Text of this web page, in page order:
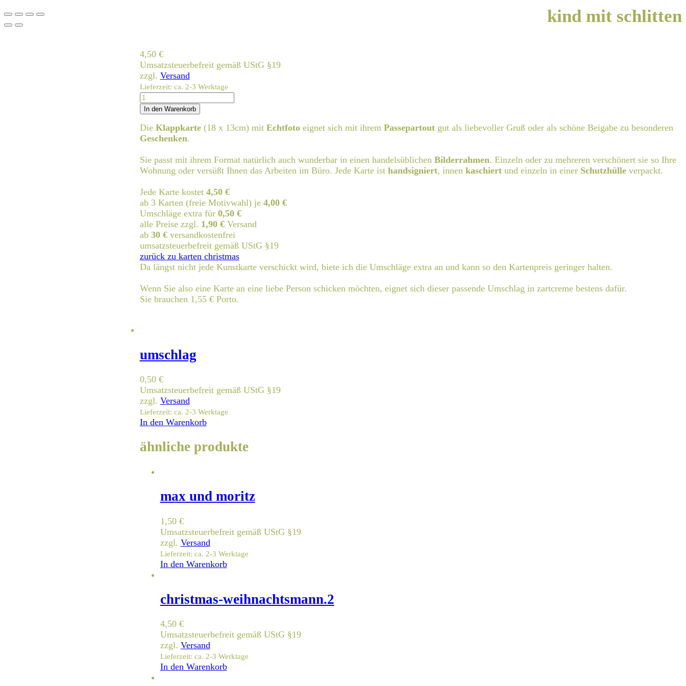
kind mit schlitten
4,50 €
Umsatzsteuerbefreit gemäß UStG §19
zzgl. Versand
Lieferzeit: ca. 2-3 Werktage
kind
mit
Menge
In den Warenkorb
Die Klappkarte(18 x 13cm) mit Echtfotoeignet sich mit ihrem Passepartoutgut als liebevoller Gruß oder als schöne Beigabe zu besonderen
Geschenken.
Sie passt mit ihrem Format natürlich auch wunderbar in einen handelsüblichen Bilderrahmen. Einzeln oder zu mehreren verschönert sie so Ihre
Wohnung oder versüßt Ihnen das Arbeiten im Büro. Jede Karte ist handsigniert, innen kaschiertund einzeln in einer Schutzhülleverpackt.
Jede Karte kostet 4,50 €
ab 3 Karten (freie Motivwahl) je 4,00 €
Umschläge extra für 0,50 €
alle Preise zzgl. 1,90 €Versand
ab 30 €versandkostenfrei
umsatzsteuerbefreit gemäß UStG §19
zurück zu karten christmas
Da längst nicht jede Kunstkarte verschickt wird, biete ich die Umschläge extra an und kann so den Kartenpreis geringer halten.
Wenn Sie also eine Karte an eine liebe Person schicken möchten, eignet sich dieser passende Umschlag in zartcreme bestens dafür.
Sie brauchen 1,55 € Porto.
umschlag
0,50 €
Umsatzsteuerbefreit gemäß UStG §19
zzgl. Versand
Lieferzeit: ca. 2-3 Werktage
In den Warenkorb
ähnliche produkte
max und moritz
1,50 €
Umsatzsteuerbefreit gemäß UStG §19
zzgl. Versand
Lieferzeit: ca. 2-3 Werktage
In den Warenkorb
christmas-weihnachtsmann.2
4,50 €
Umsatzsteuerbefreit gemäß UStG §19
zzgl. Versand
Lieferzeit: ca. 2-3 Werktage
In den Warenkorb